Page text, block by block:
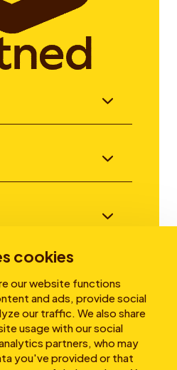
cookies
our website functions
and ads, provide social
our traffic. We also share
usage with our social
partners, who may
you've provided or that